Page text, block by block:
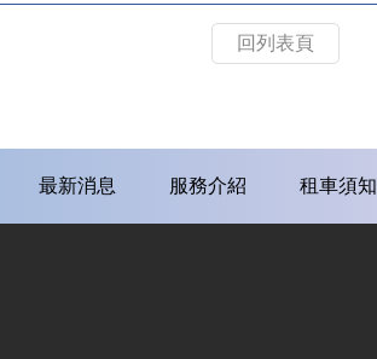
回列表頁
最新消息 服務介紹 租車須知